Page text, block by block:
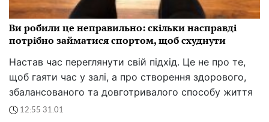
Ви робили це неправильно: скільки насправді
потрібно займатися спортом, щоб схуднути
Настав час переглянути свій підхід. Це не про те,
щоб гаяти час у залі, а про створення здорового,
збалансованого та довготривалого способу життя
12:55 31.01